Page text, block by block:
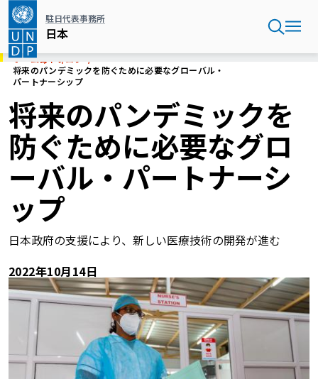
ン
コ
ン
ツ
に
動
駐日代表事務所
日本
ホーム
将来のパンデミックを防ぐために必要なグローバル・
パートナーシップ
将来のパンデミックを
防ぐために必要なグロ
ーバル・パートナーシ
ップ
日本政府の支援により、新しい医療技術の開発が進む
2022年10月14日